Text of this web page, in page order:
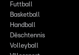
Futtball
Basketball
Handball
Dëschtennis
Volleyball